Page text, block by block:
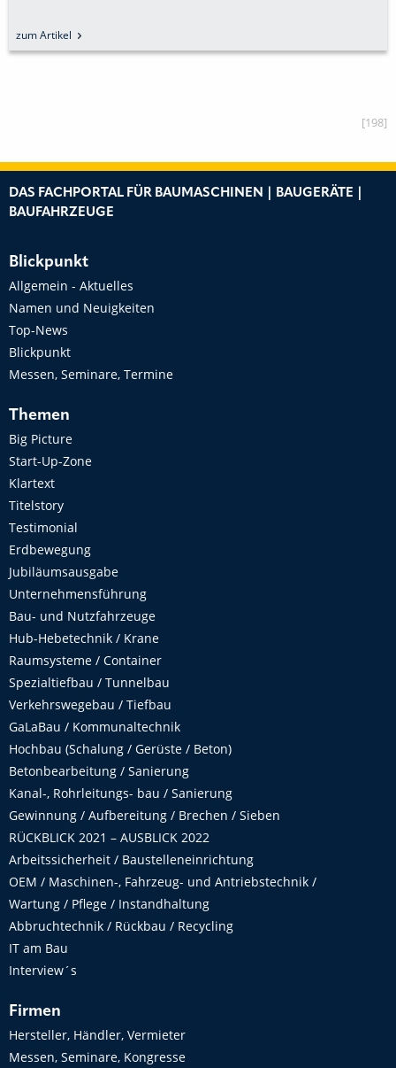
zum Artikel
[198]
DAS FACHPORTAL FÜR BAUMASCHINEN | BAUGERÄTE |
BAUFAHRZEUGE
Blickpunkt
Allgemein - Aktuelles
Namen und Neuigkeiten
Top-News
Blickpunkt
Messen, Seminare, Termine
Themen
Big Picture
Start-Up-Zone
Klartext
Titelstory
Testimonial
Erdbewegung
Jubiläumsausgabe
Unternehmensführung
Bau- und Nutzfahrzeuge
Hub-Hebetechnik / Krane
Raumsysteme / Container
Spezialtiefbau / Tunnelbau
Verkehrswegebau / Tiefbau
GaLaBau / Kommunaltechnik
Hochbau (Schalung / Gerüste / Beton)
Betonbearbeitung / Sanierung
Kanal-, Rohrleitungs- bau / Sanierung
Gewinnung / Aufbereitung / Brechen / Sieben
RÜCKBLICK 2021 – AUSBLICK 2022
Arbeitssicherheit / Baustelleneinrichtung
OEM / Maschinen-, Fahrzeug- und Antriebstechnik /
Wartung / Pflege / Instandhaltung
Abbruchtechnik / Rückbau / Recycling
IT am Bau
Interview´s
Firmen
Hersteller, Händler, Vermieter
Messen, Seminare, Kongresse